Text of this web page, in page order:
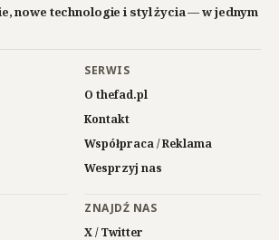
nowe technologie i styl życia — w jednym
SERWIS
O thefad.pl
Kontakt
Współpraca / Reklama
Wesprzyj nas
ZNAJDŹ NAS
X / Twitter